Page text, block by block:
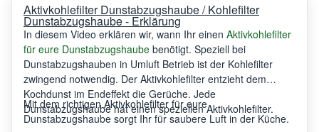
Aktivkohlefilter Dunstabzugshaube / Kohlefilter
Dunstabzugshaube - Erklärung
In diesem Video erklären wir, wann Ihr einen Aktivkohlefilter
für eure Dunstabzugshaube benötigt. Speziell bei
Dunstabzugshauben in Umluft Betrieb ist der Kohlefilter
zwingend notwendig. Der Aktivkohlefilter entzieht dem
Kochdunst im Endeffekt die Gerüche. Jede
Dunstabzugshaube hat einen speziellen Aktivkohlefilter.
Mit dem richtigen Aktivkohlefilter für eure
Dunstabzugshaube sorgt Ihr für saubere Luft in der Küche.